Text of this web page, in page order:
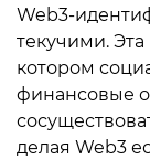
Web3-
текучими.
котором
финансовые
делая Web3